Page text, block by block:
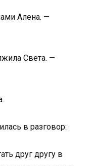
Алена. —
Света. —
в разговор:
друг другу в